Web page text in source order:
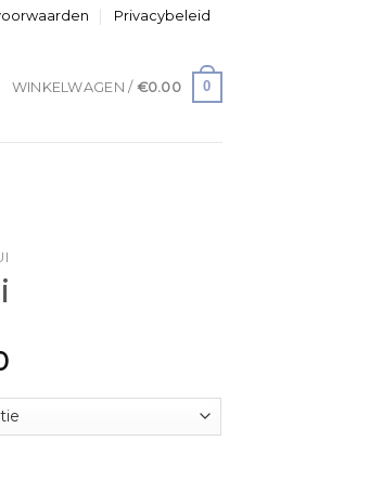
Privacybeleid
WINKELWAGEN / €0.00 0